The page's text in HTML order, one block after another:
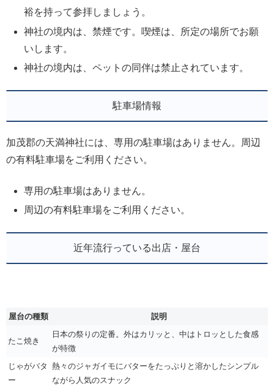
裕を持って参拝しましょう。
神社の境内は、禁煙です。喫煙は、所定の場所でお願
いします。
神社の境内は、ペットの同伴は禁止されています。
駐車場情報
加茂郡の天満神社には、専用の駐車場はありません。周辺
の有料駐車場をご利用ください。
専用の駐車場はありません。
周辺の有料駐車場をご利用ください。
近年流行っている出店・屋台
屋台の種類 説明
たこ焼き
日本の祭りの定番。外はカリッと、中はトロッとした食感
が特徴
じゃがバタ
ー
熱々のジャガイモにバターをたっぷりと溶かしたシンプル
ながら人気のスナック